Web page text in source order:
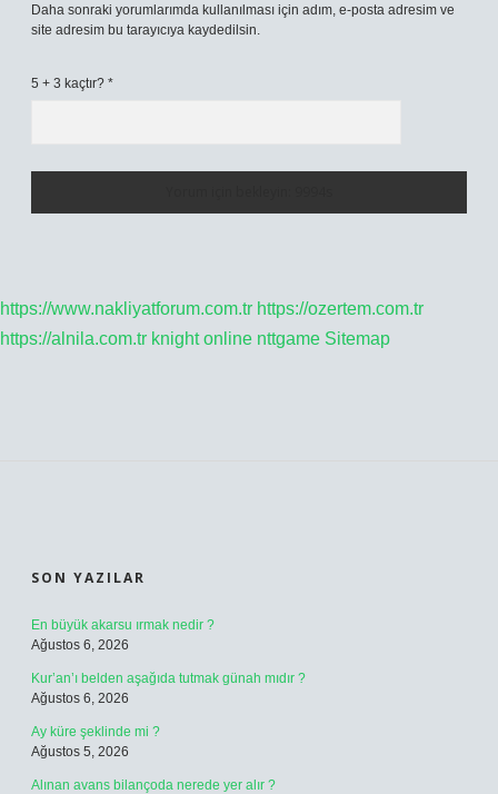
Daha sonraki yorumlarımda kullanılması için adım, e-posta adresim ve
site adresim bu tarayıcıya kaydedilsin.
5 + 3 kaçtır? *
https://www.nakliyatforum.com.tr https://ozertem.com.tr
https://alnila.com.tr knight online nttgame Sitemap
SON YAZILAR
En büyük akarsu ırmak nedir ?
Ağustos 6, 2026
Kur’an’ı belden aşağıda tutmak günah mıdır ?
Ağustos 6, 2026
Ay küre şeklinde mi ?
Ağustos 5, 2026
Alınan avans bilançoda nerede yer alır ?